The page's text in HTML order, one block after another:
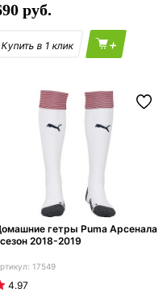
+
гетры Puma Арсенала
| сезон 2018-2019
17549
4.97